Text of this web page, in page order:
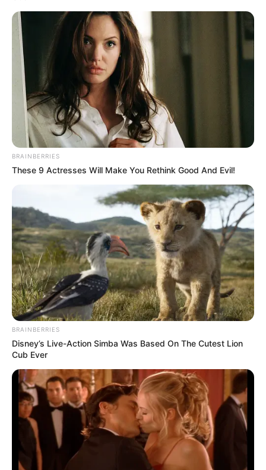
BRAINBERRIES
These 9 Actresses Will Make You Rethink Good And Evil!
BRAINBERRIES
Disney’s Live-Action Simba Was Based On The Cutest Lion
Cub Ever